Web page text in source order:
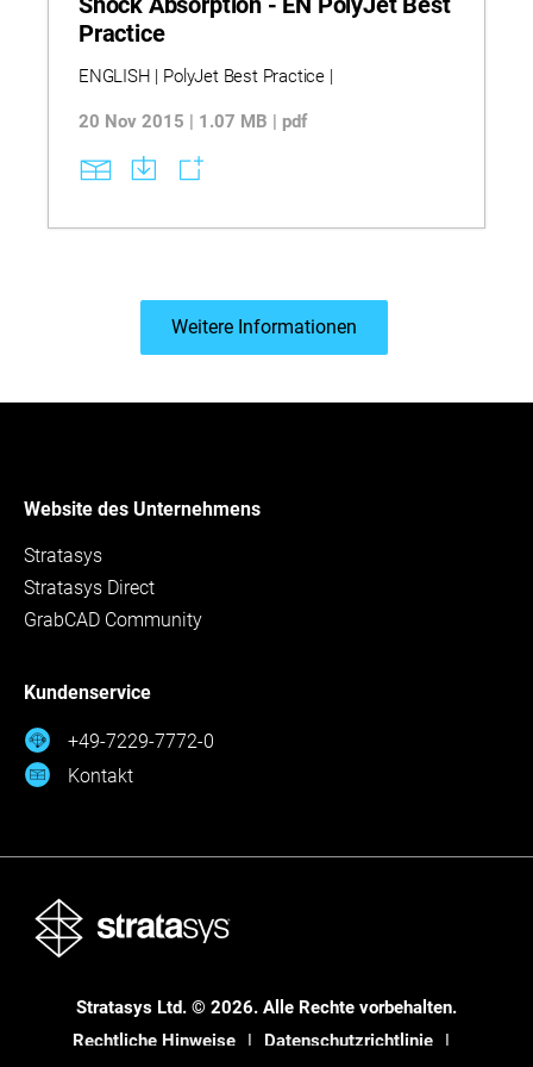
Practice
ENGLISH | PolyJet Best Practice |
20 Nov 2015 | 1.07 MB | pdf
Weitere Informationen
Website des Unternehmens
Stratasys
Stratasys Direct
GrabCAD Community
Kundenservice
+49-7229-7772-0
Kontakt
Stratasys Ltd. © 2026. Alle Rechte vorbehalten.
Rechtliche Hinweise
Datenschutzrichtlinie